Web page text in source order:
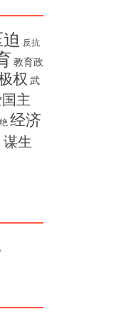
反抗
教育政
权 武
主
经济
谋生